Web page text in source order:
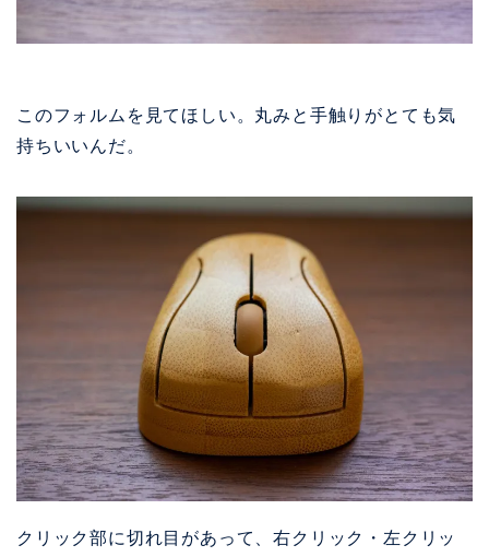
このフォルムを見てほしい。丸みと手触りがとても気
持ちいいんだ。
クリック部に切れ目があって、右クリック・左クリッ